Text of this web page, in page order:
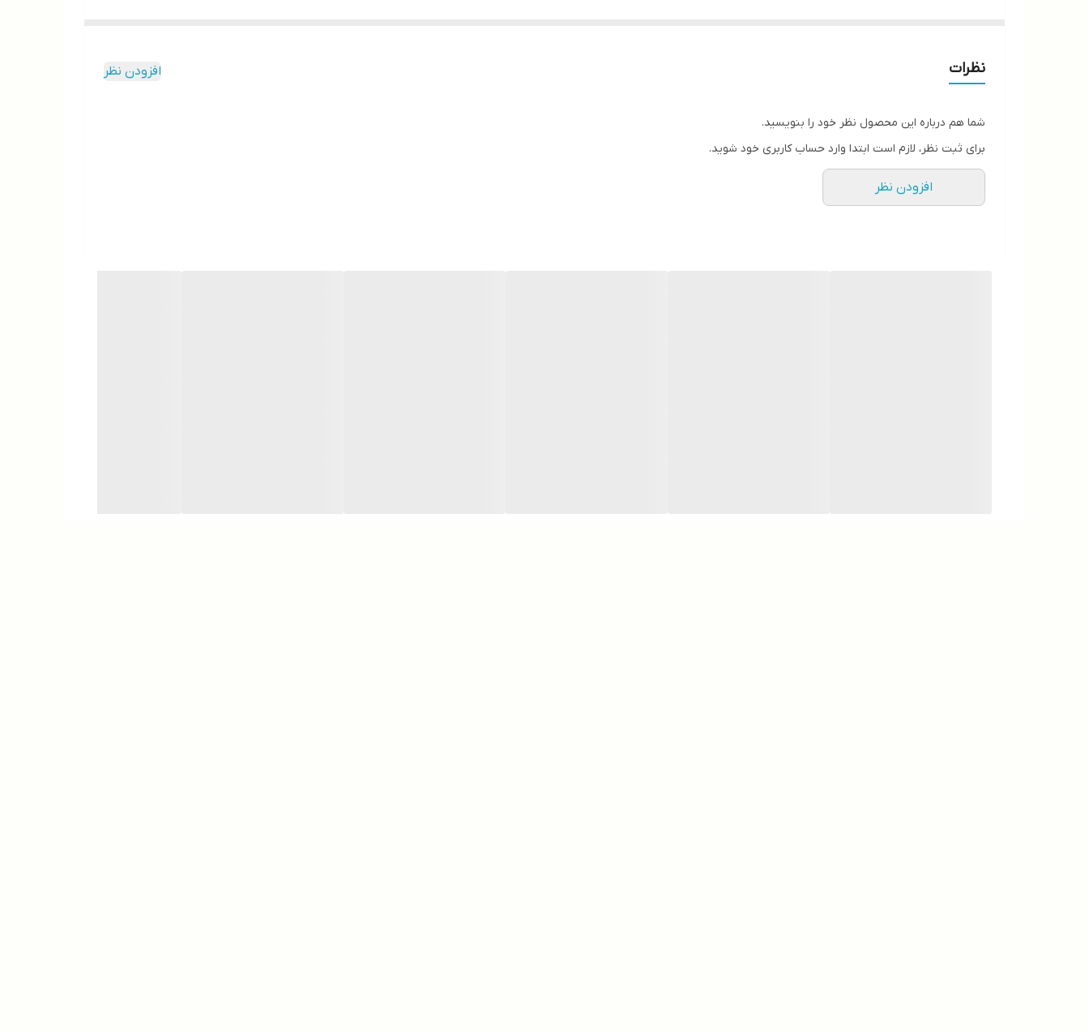
همراه این فلش است، احتمال گم شدن آن نیز کاهش پیدا می‌کند. از نظر سرعت انتقال داده‌ها، فلش Q-20 عملکرد مناسبی دارد و امکان جابه‌جایی فایل‌ها را به‌سادگی و با سرعتی مناسب فراهم
می‌کند.
نظرات افزودن نظر
شما هم درباره این محصول نظر خود را بنویسید.
برای ثبت نظر، لازم است ابتدا وارد حساب کاربری خود شوید.
افزودن نظر